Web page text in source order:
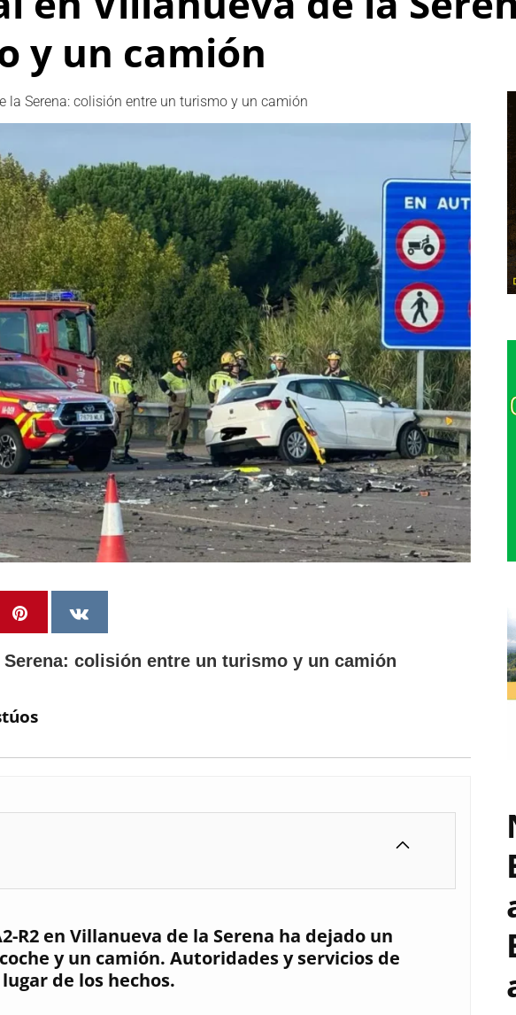
y un camión
la Serena: colisión entre un turismo y un camión
colisión entre un turismo y un camión
R2 en Villanueva de la Serena ha dejado un
y un camión. Autoridades y servicios de
de los hechos.